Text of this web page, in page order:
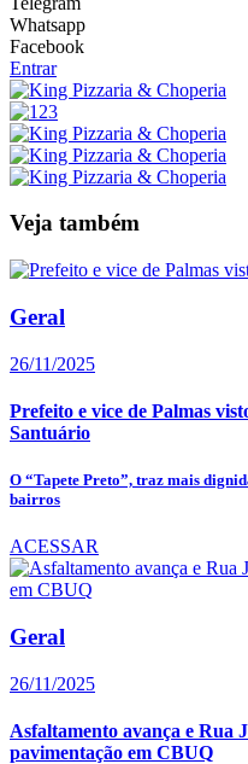
Whatsapp
Facebook
Entrar
Veja também
Geral
26/11/2025
Prefeito e vice de Palmas
Santuário
O “Tapete Preto”, traz mais
bairros
ACESSAR
Geral
26/11/2025
Asfaltamento avança e Rua
pavimentação em CBUQ